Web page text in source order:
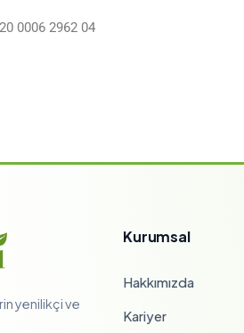
0006 2962 04
yenilikçi ve
Kurumsal
Hakkımızda
Kariyer